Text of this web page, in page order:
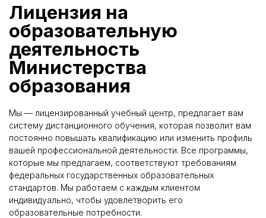
Лицензия на
образовательную
деятельность
Министерства
образования
Мы — лицензированный учебный центр, предлагает вам
систему дистанционного обучения, которая позволит вам
постоянно повышать квалификацию или изменить профиль
вашей профессиональной деятельности. Все программы,
которые мы предлагаем, соответствуют требованиям
федеральных государственных образовательных
стандартов. Мы работаем с каждым клиентом
индивидуально, чтобы удовлетворить его
образовательные потребности.